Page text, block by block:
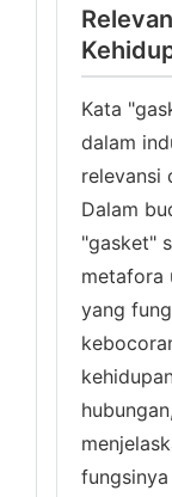
Kata
dalam
relevansi
Dalam
"gasket"
metafora
yang